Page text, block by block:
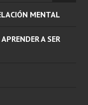
MENTAL
A SER